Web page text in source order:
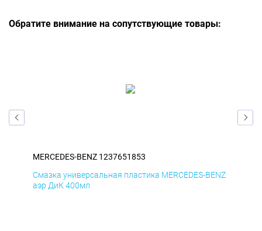
Обратите внимание на сопутствующие товары:
MERCEDES-BENZ 1237651853
Смазка универсальная пластика MERCEDES-BENZ
аэр ДиК 400мл